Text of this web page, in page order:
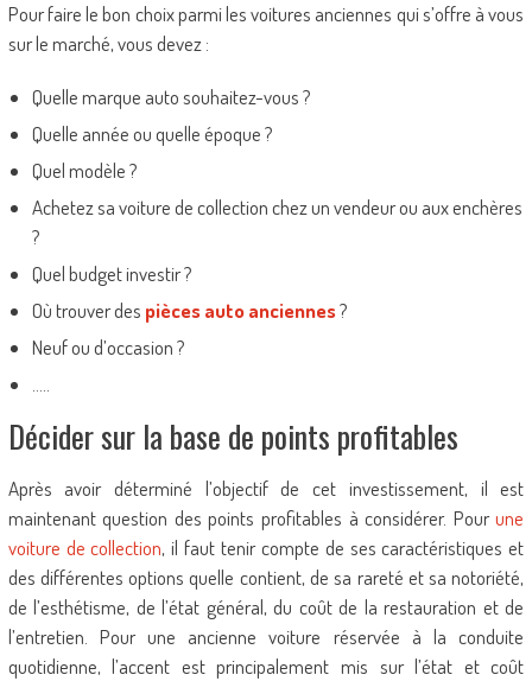
Pour faire le bon choix parmi les voitures anciennes qui s’offre à vous
sur le marché, vous devez :
Quelle marque auto souhaitez-vous ?
Quelle année ou quelle époque ?
Quel modèle ?
Achetez sa voiture de collection chez un vendeur ou aux enchères
?
Quel budget investir ?
Où trouver des pièces auto anciennes?
Neuf ou d’occasion ?
Décider sur la base de points profitables
Après avoir déterminé l’objectif de cet investissement, il est
maintenant question des points profitables à considérer. Pourune
voiture de collection, il faut tenir compte de ses caractéristiques et
des différentes options quelle contient, de sa rareté et sa notoriété,
de l’esthétisme, de l’état général, du coût de la restauration et de
l’entretien. Pour une ancienne voiture réservée à la conduite
quotidienne, l’accent est principalement mis sur l’état et coût